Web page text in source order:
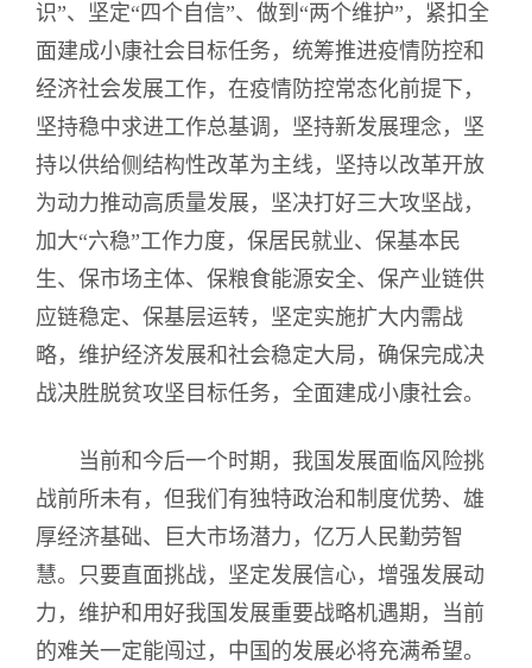
识”、坚定“四个自信”、做到“两个维护”，紧扣全
面建成小康社会目标任务，统筹推进疫情防控和
经济社会发展工作，在疫情防控常态化前提下，
坚持稳中求进工作总基调，坚持新发展理念，坚
持以供给侧结构性改革为主线，坚持以改革开放
为动力推动高质量发展，坚决打好三大攻坚战，
加大“六稳”工作力度，保居民就业、保基本民
生、保市场主体、保粮食能源安全、保产业链供
应链稳定、保基层运转，坚定实施扩大内需战
略，维护经济发展和社会稳定大局，确保完成决
战决胜脱贫攻坚目标任务，全面建成小康社会。
当前和今后一个时期，我国发展面临风险挑
战前所未有，但我们有独特政治和制度优势、雄
厚经济基础、巨大市场潜力，亿万人民勤劳智
慧。只要直面挑战，坚定发展信心，增强发展动
力，维护和用好我国发展重要战略机遇期，当前
的难关一定能闯过，中国的发展必将充满希望。